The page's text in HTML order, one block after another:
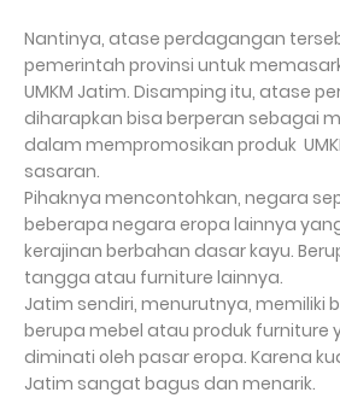
Nantinya, atase perdagangan
pemerintah provinsi untuk
UMKM Jatim. Disamping itu, atase
diharapkan bisa berperan sebagai
dalam mempromosikan produk
sasaran.
Pihaknya mencontohkan, negara
beberapa negara eropa lainnya
kerajinan berbahan dasar kayu.
tangga atau furniture lainnya.
Jatim sendiri, menurutnya, memiliki
berupa mebel atau produk furniture
diminati oleh pasar eropa. Karena
Jatim sangat bagus dan menarik.